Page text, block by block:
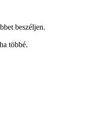
beszéljen.
többé.